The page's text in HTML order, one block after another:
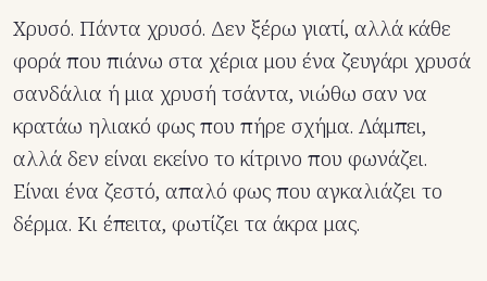
Χρυσό. Πάντα χρυσό. Δεν ξέρω γιατί, αλλά κάθε
φορά που πιάνω στα χέρια μου ένα ζευγάρι χρυσά
σανδάλια ή μια χρυσή τσάντα, νιώθω σαν να
κρατάω ηλιακό φως που πήρε σχήμα. Λάμπει,
αλλά δεν είναι εκείνο το κίτρινο που φωνάζει.
Είναι ένα ζεστό, απαλό φως που αγκαλιάζει το
δέρμα. Κι έπειτα, φωτίζει τα άκρα μας.